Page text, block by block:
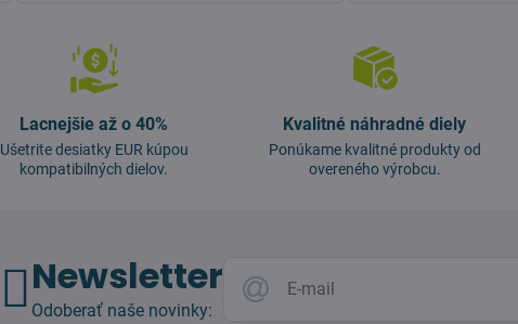
Lacnejšie až o 40%
Ušetrite desiatky EUR kúpou
kompatibilných dielov.
Kvalitné náhradné diely
Ponúkame kvalitné produkty od
overeného výrobcu.
Newsletter
Odoberať naše novinky: